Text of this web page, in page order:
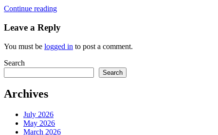
Continue reading
Leave a Reply
You must be logged in to post a comment.
Search
Search
Archives
July 2026
May 2026
March 2026